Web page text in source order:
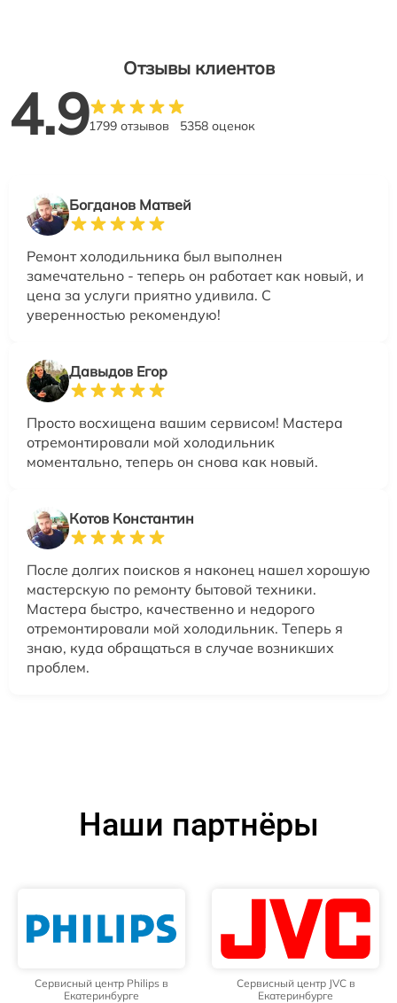
Отзывы клиентов
4.91799 отзывов 5358 оценок
Богданов Матвей
Ремонт холодильника был выполнен
замечательно - теперь он работает как новый, и
цена за услуги приятно удивила. С
уверенностью рекомендую!
Давыдов Егор
Просто восхищена вашим сервисом! Мастера
отремонтировали мой холодильник
моментально, теперь он снова как новый.
Котов Константин
После долгих поисков я наконец нашел хорошую
мастерскую по ремонту бытовой техники.
Мастера быстро, качественно и недорого
отремонтировали мой холодильник. Теперь я
знаю, куда обращаться в случае возникших
проблем.
Наши партнёры
Сервисный центр Philips в
Екатеринбурге
Сервисный центр JVC в
Екатеринбурге